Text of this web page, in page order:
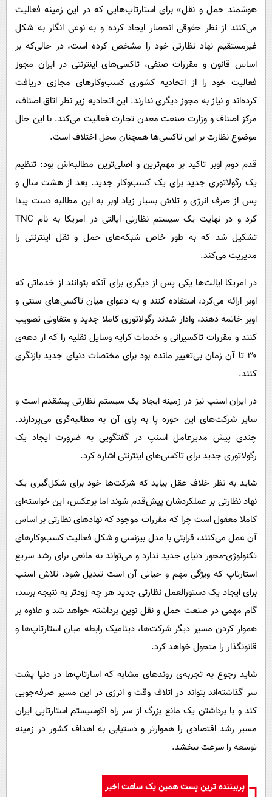
هوشمند حمل و نقل» برای استارتاپ‌هایی که در این زمینه فعالیت
می‌کنند از نظر حقوقی انحصار ایجاد کرده و به نوعی انگار به شکل
غیرمستقیم نهاد نظارتی خود را مشخص کرده است، در حالی‌که بر
اساس قانون و مقررات صنفی، تاکسی‌های اینترنتی در ایران مجوز
فعالیت خود را از اتحادیه کشوری کسب‌وکارهای مجازی دریافت
کرده‌اند و نیاز به مجوز دیگری ندارند. این اتحادیه زیر نظر اتاق اصناف،
مرکز اصناف و وزارت صنعت معدن تجارت فعالیت می‌کند. با این حال
موضوع نظارت بر این تاکسی‌ها همچنان محل اختلاف است.
قدم دوم اوبر تاکید بر مهم‌ترین و اصلی‌ترین مطالبه‌اش بود: تنظیم
یک رگولاتوری جدید برای یک کسب‌وکار جدید. بعد از هشت سال و
پس از صرف انرژی و تلاش بسیار زیاد اوبر به این مطالبه دست پیدا
کرد و در نهایت یک سیستم نظارتی ایالتی در امریکا به نام TNC
تشکیل شد که به طور خاص شبکه‌های حمل و نقل اینترنتی را
مدیریت می‌کند.
در امریکا ایالت‌ها یکی پس از دیگری برای آنکه بتوانند از خدماتی که
اوبر ارائه می‌کرد، استفاده کنند و به دعوای میان تاکسی‌های سنتی و
اوبر خاتمه دهند، وادار شدند رگولاتوری کاملا جدید و متفاوتی تصویب
کنند و مقررات تاکسیرانی و خدمات کرایه وسایل نقلیه را که از دهه‌ی
۳۰ تا آن زمان بی‌تغییر مانده بود برای مختصات دنیای جدید بازنگری
کنند.
در ایران اسنپ نیز در زمینه ایجاد یک سیستم نظارتی پیشقدم است و
سایر شرکت‌های این حوزه پا به پای آن به مطالبه‌گری می‌پردازند.
چندی پیش مدیرعامل اسنپ در گفتگویی به ضرورت ایجاد یک
رگولاتوری جدید برای تاکسی‌های اینترنتی اشاره کرد.
شاید به نظر خلاف عقل بیاید که شرکت‌ها خود برای شکل‌گیری یک
نهاد نظارتی بر عملکردشان پیش‌قدم شوند اما برعکس، این خواسته‌ای
کاملا معقول است چرا که مقررات موجود که نهادهای نظارتی بر اساس
آن عمل می‌کنند، قرابتی با مدل بیزنسی و شکل فعالیت کسب‌وکارهای
تکنولوژی-محور دنیای جدید ندارد و می‌تواند به مانعی برای رشد سریع
استارتاپ که ویژگی مهم و حیاتی آن است تبدیل شود. تلاش اسنپ
برای ایجاد یک دستورالعمل نظارتی جدید هر چه زودتر به نتیجه برسد،
گام مهمی در صنعت حمل و نقل نوین برداشته خواهد شد و علاوه بر
هموار کردن مسیر دیگر شرکت‌ها، دینامیک رابطه میان استارتاپ‌ها و
قانونگذار را متحول خواهد کرد.
شاید رجوع به تجربه‌ی روندهای مشابه که اسارتاپ‌ها در دنیا پشت
سر گذاشته‌اند بتواند در اتلاف وقت و انرژی در این مسیر صرفه‌جویی
کند و با برداشتن یک مانع بزرگ از سر راه اکوسیستم استارتاپی ایران
مسیر رشد اقتصادی را هموارتر و دستیابی به اهداف کشور در زمینه
توسعه را سرعت ببخشد.
پربیننده ترین پست همین یک ساعت اخیر